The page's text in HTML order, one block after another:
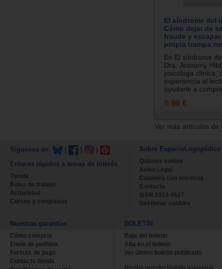
El síndrome del
Cómo dejar de
fraude y
propia trampa
En El síndrome
Dra. Jessamy
psicóloga clínica,
experiencia al
ayudarle a
9.99 €
Ver más artículos
Síguenos en:
Enlaces rápidos a temas de interés
Tienda
Bolsa de trabajo
Actualidad
Cursos y congresos
Sobre EspacioLogopédico
Quienes somos
Aviso Legal
Colabora con nosotros
Contacta
ISSN 2013-0627
Gestionar cookies
Nuestras garantías
Cómo comprar
Envío de pedidos
Formas de pago
Contacto tienda
BOLETÍN
Baja del boletin
Alta en el boletin
Ver último boletin publicado